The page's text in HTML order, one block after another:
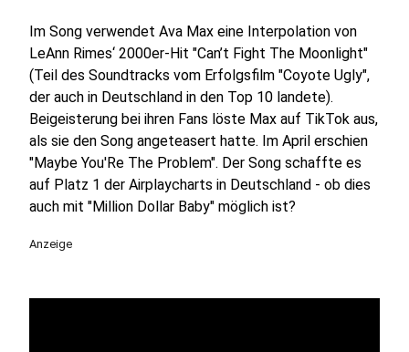
Im Song verwendet Ava Max eine Interpolation von
LeAnn Rimes‘ 2000er-Hit "Can’t Fight The Moonlight"
(Teil des Soundtracks vom Erfolgsfilm "Coyote Ugly",
der auch in Deutschland in den Top 10 landete).
Beigeisterung bei ihren Fans löste Max auf TikTok aus,
als sie den Song angeteasert hatte. Im April erschien
"Maybe You'Re The Problem". Der Song schaffte es
auf Platz 1 der Airplaycharts in Deutschland - ob dies
auch mit "Million Dollar Baby" möglich ist?
Anzeige